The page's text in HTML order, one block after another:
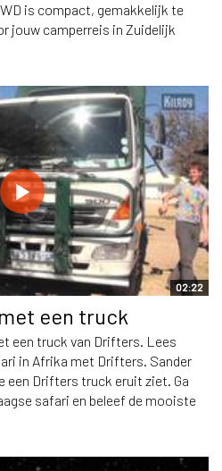
is compact, gemakkelijk te
jouw camperreis in Zuidelijk
02:22
een truck
een truck van Drifters. Lees
in Afrika met Drifters. Sander
een Drifters truck eruit ziet. Ga
safari en beleef de mooiste